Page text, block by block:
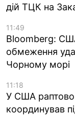
дій ТЦК на
11:49
Bloomberg:
обмеження
Чорному морі
11:18
У США раптово
координував